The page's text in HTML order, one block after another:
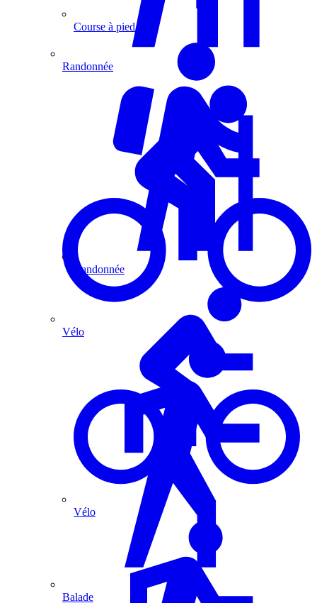
Course à pied
Randonnée
Vélo
Randonnée
Vélo
Balade